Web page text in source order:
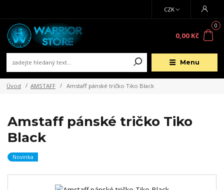
Menu
CZK
0
0,00 Kč
Úvod AMSTAFF Amstaff pánské tričko Tiko Black
Amstaff pánské tričko Tiko
Black
Novinka